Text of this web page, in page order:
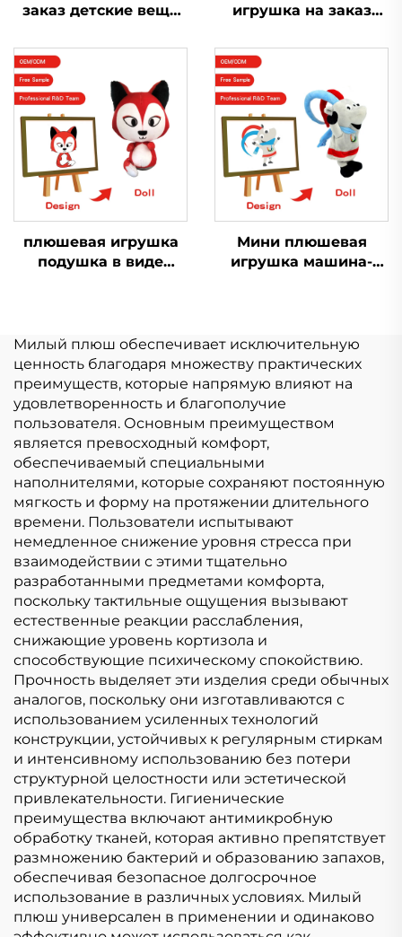
заказ детские вещи
плюшевые куклы
производитель
плюшевых игрушек
на заказ
игрушка на заказ
обезьяна смешная
стежковая маленькая
плюшевая игрушка
плюшевая игрушка
подушка в виде
игрушка в виде лисы
Мини плюшевая
игрушка машина-
кролик, кошка,
настраиваемый
плюшевый брелок
Милый плюш обеспечивает исключительную
ценность благодаря множеству практических
преимуществ, которые напрямую влияют на
удовлетворенность и благополучие
пользователя. Основным преимуществом
является превосходный комфорт,
обеспечиваемый специальными
наполнителями, которые сохраняют постоянную
мягкость и форму на протяжении длительного
времени. Пользователи испытывают
немедленное снижение уровня стресса при
взаимодействии с этими тщательно
разработанными предметами комфорта,
поскольку тактильные ощущения вызывают
естественные реакции расслабления,
снижающие уровень кортизола и
способствующие психическому спокойствию.
Прочность выделяет эти изделия среди обычных
аналогов, поскольку они изготавливаются с
использованием усиленных технологий
конструкции, устойчивых к регулярным стиркам
и интенсивному использованию без потери
структурной целостности или эстетической
привлекательности. Гигиенические
преимущества включают антимикробную
обработку тканей, которая активно препятствует
размножению бактерий и образованию запахов,
обеспечивая безопасное долгосрочное
использование в различных условиях. Милый
плюш универсален в применении и одинаково